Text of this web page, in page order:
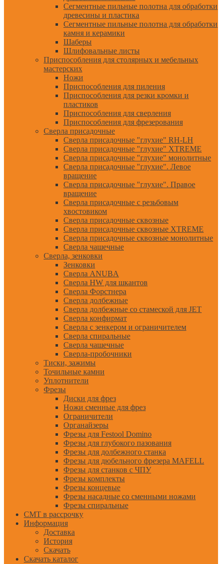
Сегментные пильные полотна для обработки
древесины и пластика
Сегментные пильные полотна для обработки
камня и керамики
Шаберы
Шлифовальные листы
Приспособления для столярных и мебельных
мастерских
Ножи
Приспособления для пиления
Приспособления для резки кромки и
пластиков
Приспособления для сверления
Приспособления для фрезерования
Сверла присадочные
Сверла присадочные "глухие" RH-LH
Сверла присадочные "глухие" XTREME
Сверла присадочные "глухие" монолитные
Сверла присадочные "глухие". Левое
вращение
Сверла присадочные "глухие". Правое
вращение
Сверла присадочные с резьбовым
хвостовиком
Сверла присадочные сквозные
Сверла присадочные сквозные XTREME
Сверла присадочные сквозные монолитные
Сверла чашечные
Сверла, зенковки
Зенковки
Сверла ANUBA
Сверла HW для шкантов
Сверла Форстнера
Сверла долбежные
Сверла долбежные со стамеской для JET
Сверла конфирмат
Сверла с зенкером и ограничителем
Сверла спиральные
Сверла чашечные
Сверла-пробочники
Тиски, зажимы
Точильные камни
Уплотнители
Фрезы
Диски для фрез
Ножи сменные для фрез
Ограничители
Органайзеры
Фрезы для Festool Domino
Фрезы для глубокого пазования
Фрезы для долбежного станка
Фрезы для дюбельного фрезера MAFELL
Фрезы для станков с ЧПУ
Фрезы комплекты
Фрезы концевые
Фрезы насадные со сменными ножами
Фрезы спиральные
CMT в рассрочку
Информация
Доставка
История
Скачать
Скачать каталог